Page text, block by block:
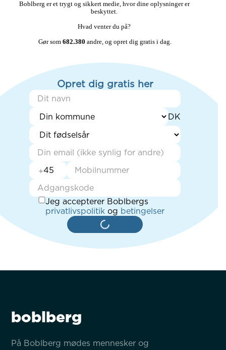
Boblberg er et trygt og sikkert medie, hvor dine oplysninger er
beskyttet.
Hvad venter du på?
Gør som 682.380 andre, og opret dig gratis i dag.
Opret dig gratis her
+
Jeg accepterer Boblbergs
privatlivspolitik og betingelser
boblberg
På Boblberg mødes mennesker og